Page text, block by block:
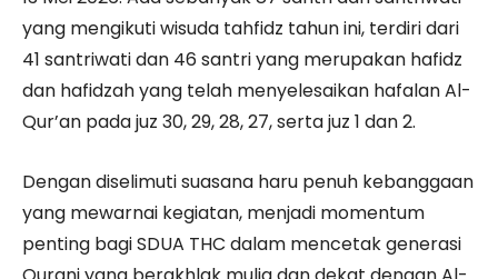
yang mengikuti wisuda tahfidz tahun ini, terdiri dari
41 santriwati dan 46 santri yang merupakan hafidz
dan hafidzah yang telah menyelesaikan hafalan Al-
Qur’an pada juz 30, 29, 28, 27, serta juz 1 dan 2.
Dengan diselimuti suasana haru penuh kebanggaan
yang mewarnai kegiatan, menjadi momentum
penting bagi SDUA THC dalam mencetak generasi